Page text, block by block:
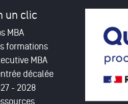
un clic
MBA
formations
MBA
décalée
- 2028